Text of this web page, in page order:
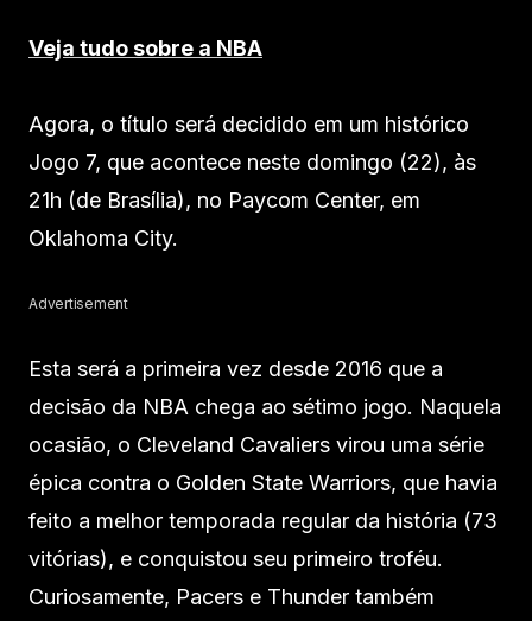
Veja tudo sobre a NBA
Agora, o título será decidido em um histórico
Jogo 7, que acontece neste domingo (22), às
21h (de Brasília), no Paycom Center, em
Oklahoma City.
Advertisement
Esta será a primeira vez desde 2016 que a
decisão da NBA chega ao sétimo jogo. Naquela
ocasião, o Cleveland Cavaliers virou uma série
épica contra o Golden State Warriors, que havia
feito a melhor temporada regular da história (73
vitórias), e conquistou seu primeiro troféu.
Curiosamente, Pacers e Thunder também